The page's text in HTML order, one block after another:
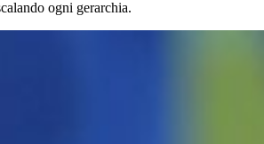
ogni gerarchia.